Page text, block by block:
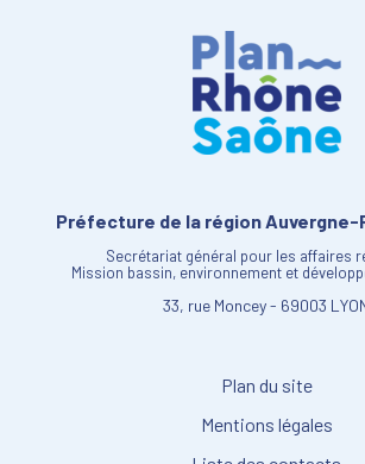
Préfecture de la région
Secrétariat général pour les affaires
Mission bassin, environnement et
33, rue Moncey - 69003
Plan du site
Mentions légales